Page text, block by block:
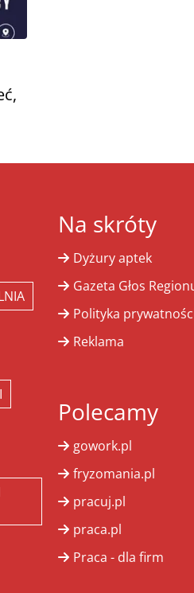
Na skróty
Dyżury aptek
Gazeta Głos
Polityka
Reklama
Polecamy
gowork.pl
fryzomania.pl
pracuj.pl
praca.pl
Praca - dla firm